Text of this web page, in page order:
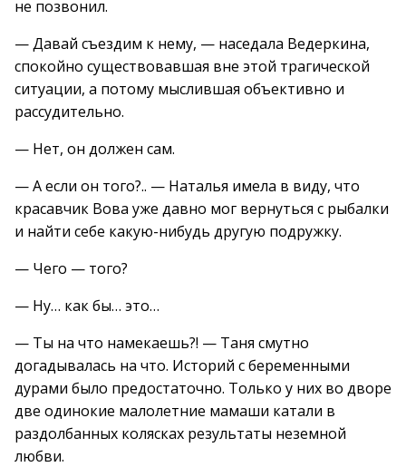
не позвонил.
— Давай съездим к нему, — наседала Ведеркина,
спокойно существовавшая вне этой трагической
ситуации, а потому мыслившая объективно и
рассудительно.
— Нет, он должен сам.
— А если он того?.. — Наталья имела в виду, что
красавчик Вова уже давно мог вернуться с рыбалки
и найти себе какую-нибудь другую подружку.
— Чего — того?
— Ну… как бы… это…
— Ты на что намекаешь?! — Таня смутно
догадывалась на что. Историй с беременными
дурами было предостаточно. Только у них во дворе
две одинокие малолетние мамаши катали в
раздолбанных колясках результаты неземной
любви.